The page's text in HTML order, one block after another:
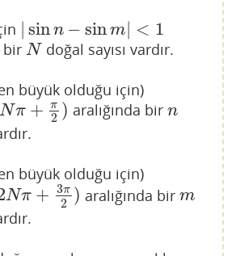
| sin n − sinm| < 1
|sinn− sinm|<1
bir N
N doğal sayısı vardır.
büyük olduğu için)
Nπ + π
2 )
π2) aralığında birn
n
büyük olduğu için)
Nπ + 3π
2 )
+3π2) aralığında birm
m